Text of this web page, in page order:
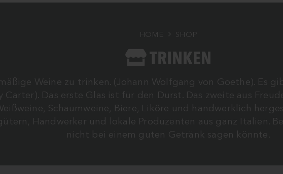
TRINKEN
Weine zu trinken. (Johann Wolfgang von Goethe). Es
Carter). Das erste Glas ist für den Durst. Das zweite aus
Schaumweine, Biere, Liköre und handwerklich
Handwerker und lokale Produzenten aus ganz Italien.
nicht bei einem guten Getränk sagen könnte.
HOME SHOP